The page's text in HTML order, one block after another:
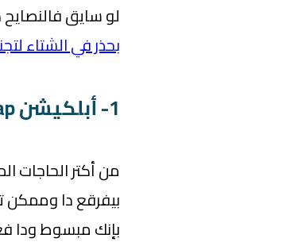
لو سايق
بحذر في الشتاء
1- أبلكيشن Bubble Wrap:
من أكتر الحاجات
بيفرقع دا وممكن
بإنك مبسوط ودا